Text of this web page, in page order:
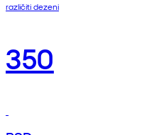
različiti dezeni
350